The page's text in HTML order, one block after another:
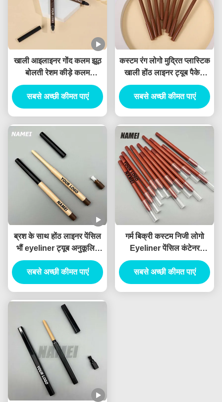
खाली आइलाइनर गोंद कलम झूठ
बोलती रेशम कीड़े कलम
जलरोधक टिकाऊ कस्टम जेल
आइलाइनर पेंसिल कंटेनर
सबसे अच्छी कीमत पाएं
कस्टम रंग लोगो मुद्रित प्लास्टिक
खाली होंठ लाइनर ट्यूब पैकेज
कंटेनर पतला lipliner ट्यूब
सबसे अच्छी कीमत पाएं
ब्रश के साथ होंठ लाइनर पेंसिल
भौं eyeliner ट्यूब अनुकूलित
करें चिपर के साथ होंठ लाइनर
पेंसिल कंटेनर
सबसे अच्छी कीमत पाएं
गर्म बिक्री कस्टम निजी लोगो
Eyeliner पेंसिल कंटेनर
ब्लिस्टर पेंसिल स्लिम खाली होंठ
लाइनर ट्यूब प्लैनेबल सामग्री
सबसे अच्छी कीमत पाएं